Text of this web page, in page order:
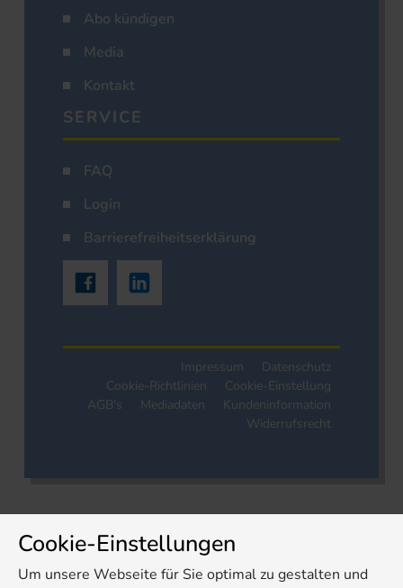
Abo kündigen
Media
Kontakt
SERVICE
FAQ
Login
Barrierefreiheitserklärung
Impressum
Datenschutz
Cookie-Richtlinien
Cookie-Einstellung
AGB's
Mediadaten
Kundeninformation
Widerrufsrecht
Cookie-Einstellungen
Um unsere Webseite für Sie optimal zu gestalten und